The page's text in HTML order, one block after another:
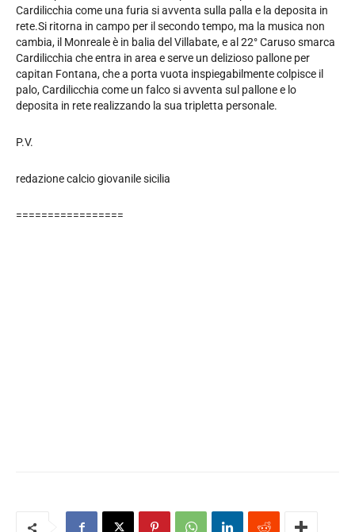
Cardilicchia come una furia si avventa sulla palla e la deposita in
rete.Si ritorna in campo per il secondo tempo, ma la musica non
cambia, il Monreale è in balia del Villabate, e al 22° Caruso smarca
Cardilicchia che entra in area e serve un delizioso pallone per
capitan Fontana, che a porta vuota inspiegabilmente colpisce il
palo, Cardilicchia come un falco si avventa sul pallone e lo
deposita in rete realizzando la sua tripletta personale.
P.V.
redazione calcio giovanile sicilia
=================